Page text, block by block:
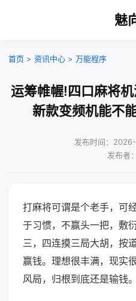
魅
首页 > 资讯中心 > 万能程序
运筹帷幄!四口麻将机
新款变频机能不
发布时间：
发布者
打麻将可谓是个老手，可
于习惯，不赢头一把，敷
三，四连摸三局大胡，按
赢钱。理想很丰满，现实
风局，归根到底还是输钱。